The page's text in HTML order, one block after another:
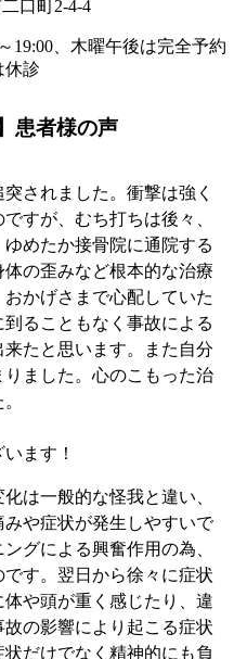
患者様の声
されました。衝撃は強く
すが、むち打ちは後々、
めたか接骨院に通院する
の歪みなど根本的な治療
かげさまで心配していた
ることもなく事故による
たと思います。また自分
ました。心のこもった治
ます！
は一般的な怪我と違い、
や症状が発生しやすいで
グによる興奮作用の為、
す。翌日から徐々に症状
や頭が重く感じたり、違
の影響により起こる症状
だけでなく精神的にも負